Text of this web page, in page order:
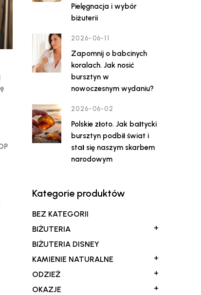
Pielęgnacja i wybór
biżuterii
2026-06-11
Zapomnij o babcinych
koralach. Jak nosić
bursztyn w
nowoczesnym wydaniu?
2026-06-02
Polskie złoto. Jak bałtycki
bursztyn podbił świat i
stał się naszym skarbem
narodowym
Kategorie produktów
BEZ KATEGORII
BIŻUTERIA
+
BIŻUTERIA DISNEY
KAMIENIE NATURALNE
+
ODZIEŻ
+
OKAZJE
+